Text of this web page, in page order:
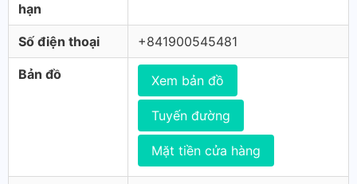
hạn
Số điện thoại +841900545481
Bản đồ Xem bản đồ
Tuyến đường
Mặt tiền cửa hàng